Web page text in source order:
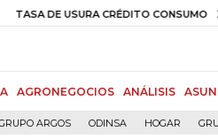
USURA CRÉDITO CONSUMO 29,66%
AGRONEGOCIOS ANÁLISIS
ARGOS ODINSA HOGAR